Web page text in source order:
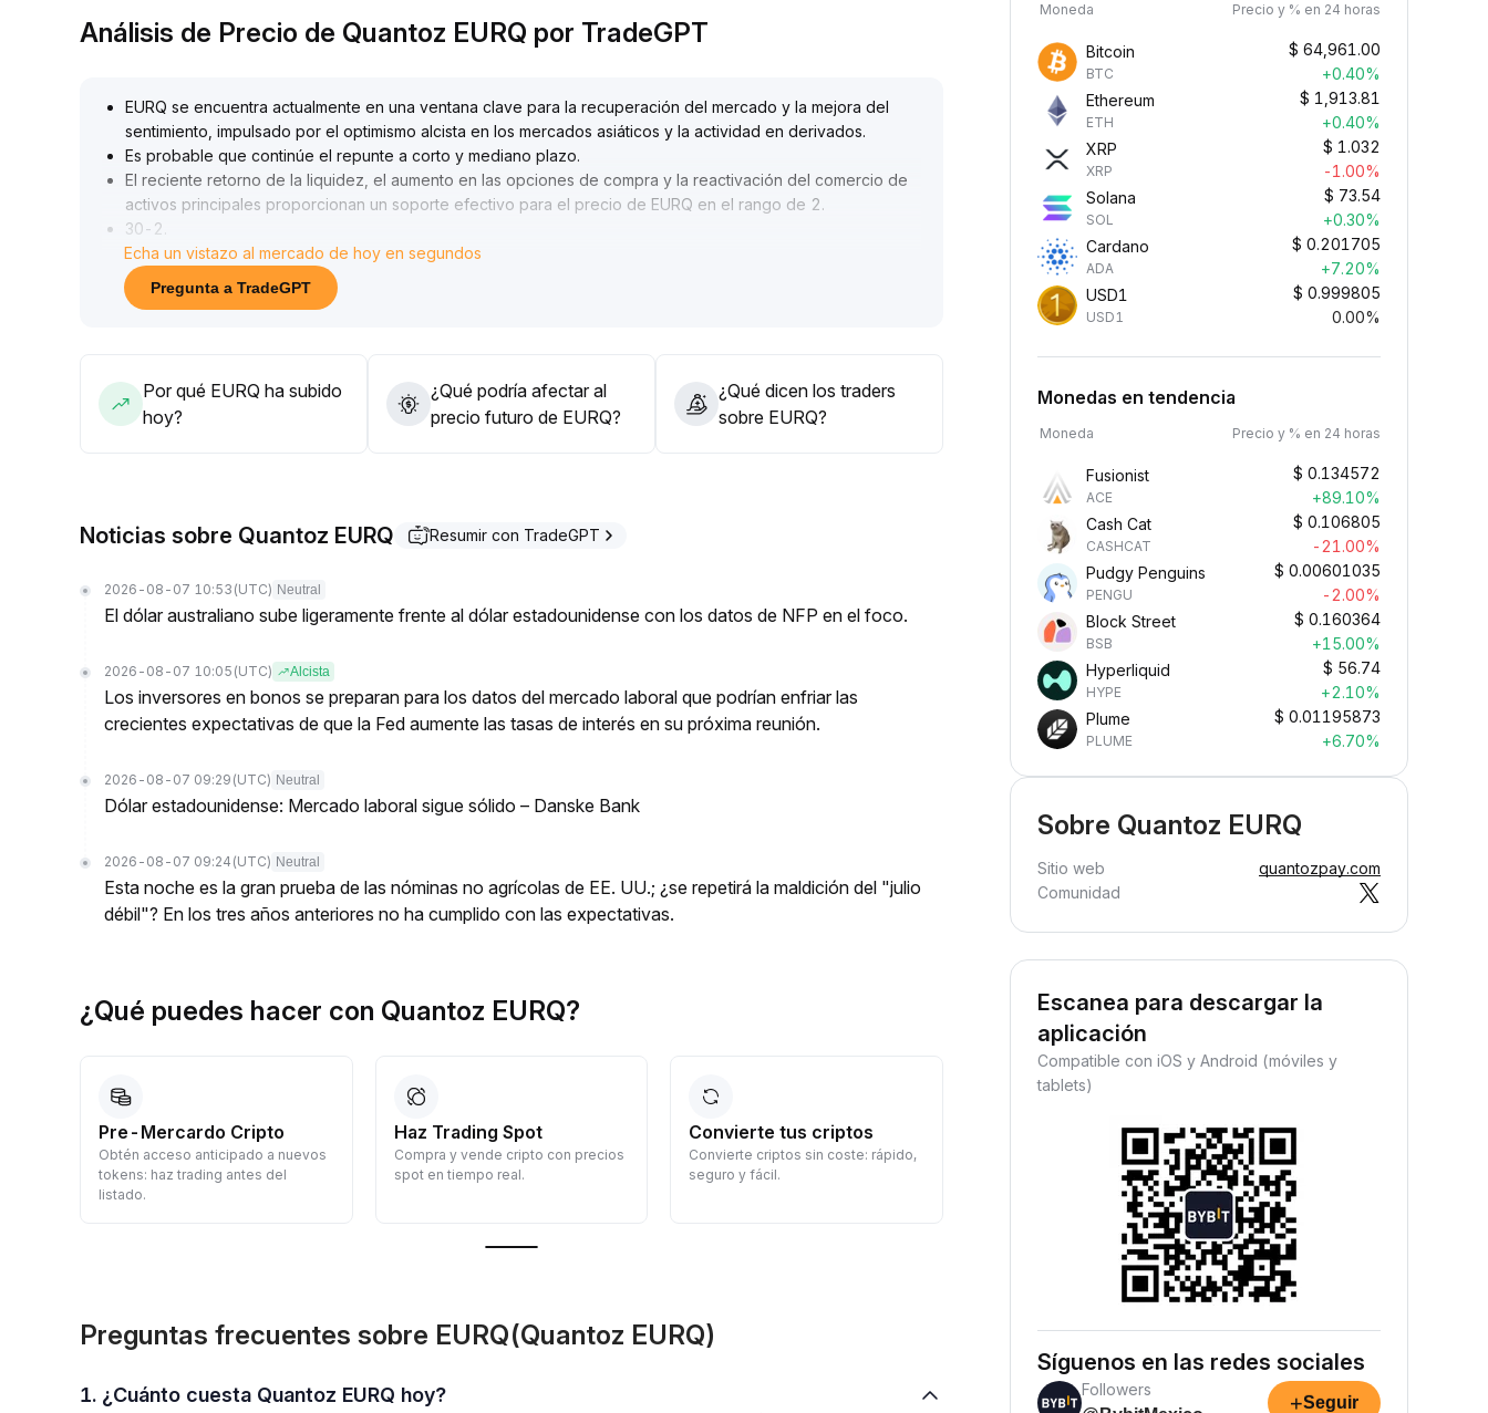
Análisis de Precio de Quantoz EURQ por TradeGPT
EURQ se encuentra actualmente en una ventana clave para la recuperación del mercado y la mejora del
sentimiento, impulsado por el optimismo alcista en los mercados asiáticos y la actividad en derivados.
Es probable que continúe el repunte a corto y mediano plazo.
El reciente retorno de la liquidez, el aumento en las opciones de compra y la reactivación del comercio de
activos principales proporcionan un soporte efectivo para el precio de EURQ en el rango de 2.
30-2
45.
Se recomienda monitorear el volumen de negociación y la volatilidad
Si el apetito por el riesgo sigue aumentando, aumenta la probabilidad de que EURQ supere los 2
Echa un vistazo al mercado de hoy en segundos
Pregunta a TradeGPT
Por qué EURQ ha subido
hoy?
¿Qué podría afectar al
precio futuro de EURQ?
¿Qué dicen los traders
sobre EURQ?
Noticias sobre Quantoz EURQ Resumir con TradeGPT
2026-08-07 10:53 (UTC) Neutral
El dólar australiano sube ligeramente frente al dólar estadounidense con los datos de NFP en el foco.
2026-08-07 10:05 (UTC) Alcista
Los inversores en bonos se preparan para los datos del mercado laboral que podrían enfriar las
crecientes expectativas de que la Fed aumente las tasas de interés en su próxima reunión.
2026-08-07 09:29 (UTC) Neutral
Dólar estadounidense: Mercado laboral sigue sólido – Danske Bank
2026-08-07 09:24 (UTC) Neutral
Esta noche es la gran prueba de las nóminas no agrícolas de EE. UU.; ¿se repetirá la maldición del "julio
débil"? En los tres años anteriores no ha cumplido con las expectativas.
¿Qué puedes hacer con Quantoz EURQ?
Pre-Mercardo Cripto
Obtén acceso anticipado a nuevos
tokens: haz trading antes del
listado.
Haz Trading Spot
Compra y vende cripto con precios
spot en tiempo real.
Convierte tus criptos
Convierte criptos sin coste: rápido,
seguro y fácil.
Gana ingresos pasivos
Gana recompensas pasivas:
deposita tus fondos y observa
Preguntas frecuentes sobre EURQ(Quantoz EURQ)
1. ¿Cuánto cuesta Quantoz EURQ hoy?
Moneda Precio y % en 24 horas
Bitcoin
BTC
$ 64,961.00
+0.40%
Ethereum
ETH
$ 1,913.81
+0.40%
XRP
XRP
$ 1.032
-1.00%
Solana
SOL
$ 73.54
+0.30%
Cardano
ADA
$ 0.201705
+7.20%
USD1
USD1
$ 0.999805
0.00%
Monedas en tendencia
Moneda Precio y % en 24 horas
Fusionist
ACE
$ 0.134572
+89.10%
Cash Cat
CASHCAT
$ 0.106805
-21.00%
Pudgy Penguins
PENGU
$ 0.00601035
-2.00%
Block Street
BSB
$ 0.160364
+15.00%
Hyperliquid
HYPE
$ 56.74
+2.10%
Plume
PLUME
$ 0.01195873
+6.70%
Sobre Quantoz EURQ
Sitio web
quantozpay.com
Comunidad
Escanea para descargar la
aplicación
Compatible con iOS y Android (móviles y
tablets)
Síguenos en las redes sociales
Followers
+Seguir